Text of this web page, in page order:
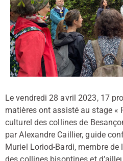
Le vendredi 28 avril 2023, 17
matières ont assisté au stage «
culturel des collines de
par Alexandre Caillier, guide
Muriel Loriod-Bardi, membre de